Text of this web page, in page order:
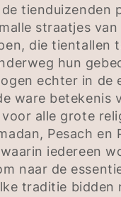
tienduizenden
straatjes van
die tientallen
hun
echter in de
ware betekenis
alle grote
Pesach en
iedereen
naar de
traditie bidden